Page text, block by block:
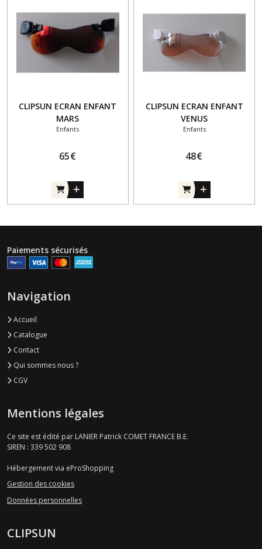
CLIPSUN ECRAN ENFANT
MARS
Enfants
65€
CLIPSUN ECRAN ENFANT
VENUS
Enfants
48€
Paiements sécurisés
Navigation
Accueil
Catalogue
Contact
Qui sommes nous ?
CGV
Mentions légales
Ce site est édité par LANIER Patrick COMET FRANCE B.E.
SIREN : 339 502 908
Hébergement via eProShopping
Gestion des cookies
Données personnelles
CLIPSUN